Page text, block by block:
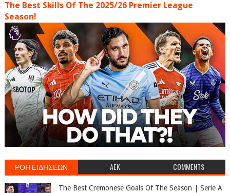
The Best Skills Of The 2025/26 Premier League
Season!
ΡΟΗ ΕΙΔΗΣΕΩΝ AEK COMMENTS
The Best Cremonese Goals Of The Season | Serie A